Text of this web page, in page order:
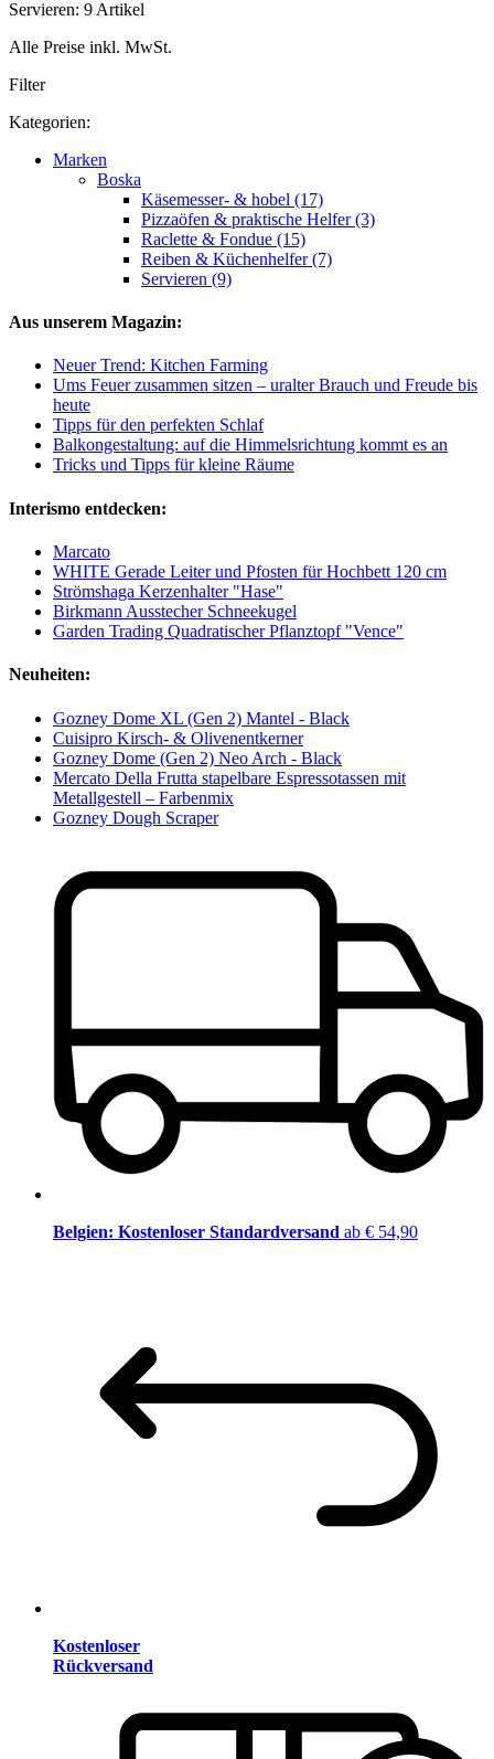
Servieren: 9 Artikel
Alle Preise inkl. MwSt.
Filter
Kategorien:
Marken
Boska
Käsemesser- & hobel (17)
Pizzaöfen & praktische Helfer (3)
Raclette & Fondue (15)
Reiben & Küchenhelfer (7)
Servieren (9)
Aus unserem Magazin:
Neuer Trend: Kitchen Farming
Ums Feuer zusammen sitzen – uralter Brauch und Freude bis
heute
Tipps für den perfekten Schlaf
Balkongestaltung: auf die Himmelsrichtung kommt es an
Tricks und Tipps für kleine Räume
Interismo entdecken:
Marcato
WHITE Gerade Leiter und Pfosten für Hochbett 120 cm
Strömshaga Kerzenhalter "Hase"
Birkmann Ausstecher Schneekugel
Garden Trading Quadratischer Pflanztopf "Vence"
Neuheiten:
Gozney Dome XL (Gen 2) Mantel - Black
Cuisipro Kirsch- & Olivenentkerner
Gozney Dome (Gen 2) Neo Arch - Black
Mercato Della Frutta stapelbare Espressotassen mit
Metallgestell – Farbenmix
Gozney Dough Scraper
Belgien: Kostenloser Standardversand ab € 54,90
Kostenloser
Rückversand